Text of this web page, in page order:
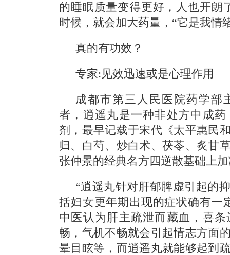
的睡眠质量变得更好，人也开朗
时候，就会加大药量，“它是我情
真的有功效？
专家:见效迅速或是心理作用
成都市第三人民医院药学部
者，逍遥丸是一种非处方中成
剂，最早记载于宋代《太平惠民
归、白芍、炒白术、茯苓、炙甘
张仲景的经典名方四逆散基础上
“逍遥丸针对肝郁脾虚引起的
括妇女更年期出现的症状确有一
中医认为肝主疏泄而藏血，喜
畅，气机不畅就会引起情志方面
晕目眩等，而逍遥丸就能够起到